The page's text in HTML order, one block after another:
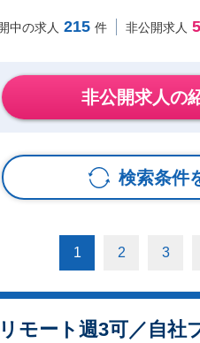
中の求人 215 件 非公開求人
非公開求人の
検索条件
1 2 3
モート週3可／自